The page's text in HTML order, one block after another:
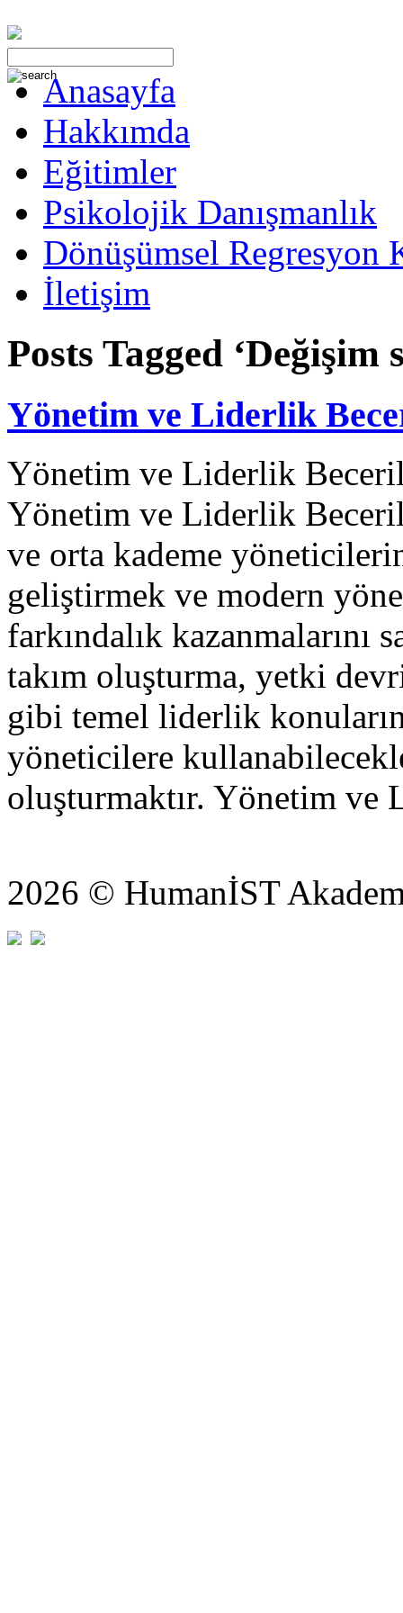
Anasayfa
Hakkımda
Eğitimler
Psikolojik Danışmanlık
Dönüşümsel Regresyon
İletişim
Posts Tagged
Yönetim ve Liderlik
Yönetim ve Liderlik
Yönetim ve Liderlik
ve orta kademe
geliştirmek ve modern
farkındalık
takım oluşturma, yetki
gibi temel liderlik
yöneticilere
oluşturmaktır. Yönetim
2026 © HumanİST